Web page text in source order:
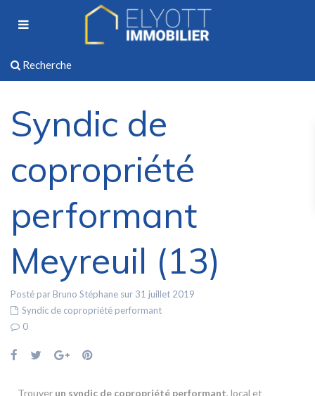
Recherche
Syndic de
copropriété
performant
Meyreuil (13)
Posté par Bruno Stéphane sur 31 juillet 2019
Syndic de copropriété performant
0
Trouver un syndic de copropriété performant, local et